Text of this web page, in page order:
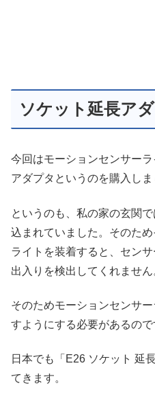
ソケット延長ア
今回はモーションセンサー
アダプタというのを購入しま
というのも、私の家の玄関
込まれていました。そのた
ライトを装着すると、セン
出入りを検出してくれません
そのためモーションセンサ
すようにする必要があるので
日本でも「E26 ソケット 延
てきます。